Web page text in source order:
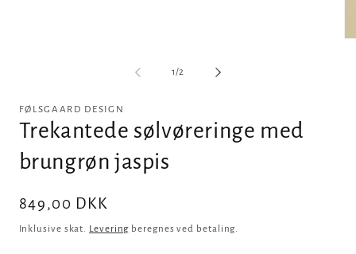
1/af2
FØLSGAARD DESIGN
Trekantede sølvøreringe med
brungrøn jaspis
Normalpris
849,00 DKK
Inklusive skat. Levering beregnes ved betaling.